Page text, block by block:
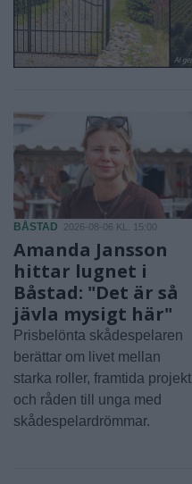
BÅSTAD 2026-08-06 KL. 15:00
Amanda Jansson
hittar lugnet i
Båstad: "Det är så
jävla mysigt här"
Prisbelönta skådespelaren
berättar om livet mellan
starka roller, framtida projekt
och råden till unga med
skådespelardrömmar.